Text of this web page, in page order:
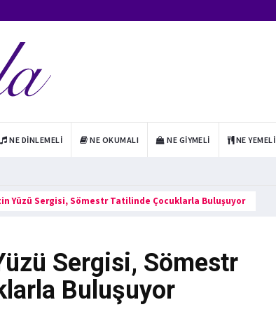
NE DINLEMELI NE OKUMALI NE GIYMELI NE YEMELI
Yüzü Sergisi, Sömestr Tatilinde Çocuklarla Buluşuyor
Sergisi, Sömestr
Buluşuyor